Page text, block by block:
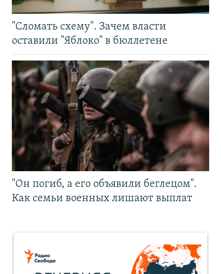
"Сломать схему". Зачем власти
оставили "Яблоко" в бюллетене
"Он погиб, а его объявили беглецом".
Как семьи военных лишают выплат